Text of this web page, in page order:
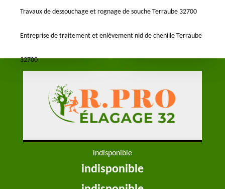
Travaux de dessouchage et rognage de souche Terraube 32700
Entreprise de traitement et enlèvement nid de chenille Terraube
32700
indisponible
indisponible